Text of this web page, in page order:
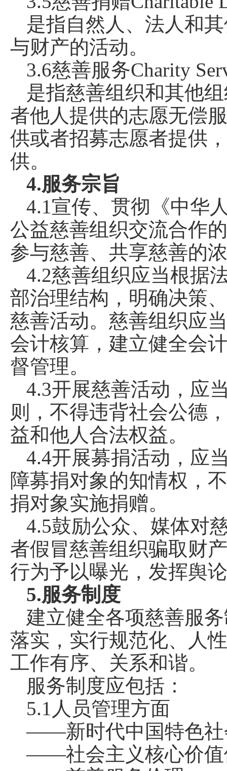
是指自然人、法人和
与财产的活动。
3.6慈善服务Charity
是指慈善组织和其他
者他人提供的志愿无偿
供或者招募志愿者提供
供。
4.服务宗旨
4.1宣传、贯彻《中华
公益慈善组织交流合作
参与慈善、共享慈善的
4.2慈善组织应当根据
部治理结构，明确决策
慈善活动。慈善组织应
会计核算，建立健全会
督管理。
4.3开展慈善活动，应
则，不得违背社会公德
益和他人合法权益。
4.4开展募捐活动，应
障募捐对象的知情权，
捐对象实施捐赠。
4.5鼓励公众、媒体对
者假冒慈善组织骗取财
行为予以曝光，发挥舆
5.服务制度
建立健全各项慈善服
落实，实行规范化、人
工作有序、关系和谐。
服务制度应包括：
5.1人员管理方面
——新时代中国特色社
——社会主义核心价值